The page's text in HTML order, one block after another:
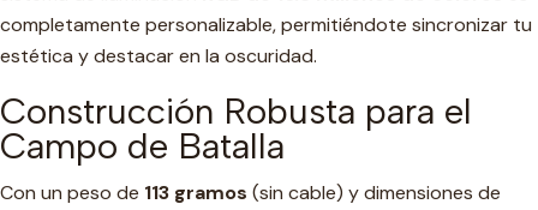
completamente personalizable, permitiéndote sincronizar tu
estética y destacar en la oscuridad.
Construcción Robusta para el
Campo de Batalla
Con un peso de 113 gramos (sin cable) y dimensiones de